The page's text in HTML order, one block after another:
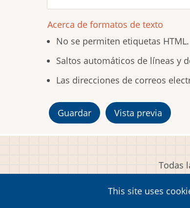
Acerca de formatos de texto
No se permiten etiquetas HTML.
Saltos automáticos de líneas y
Las direcciones de correos
Todas
This site uses